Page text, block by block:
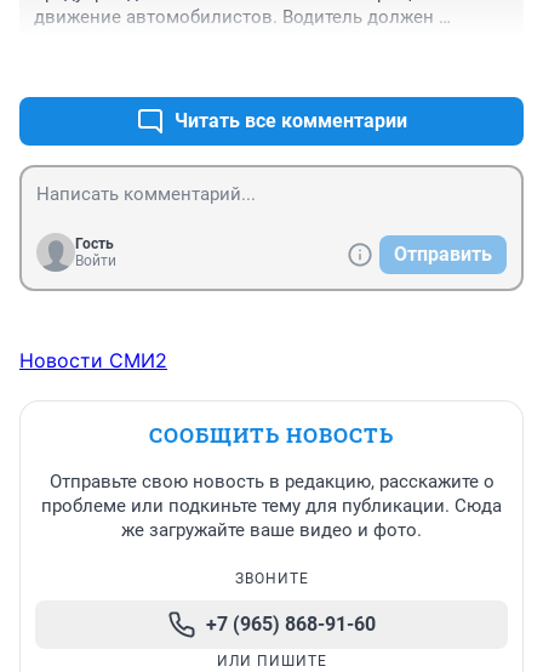
движение автомобилистов. Водитель должен
Читать все комментарии
Гость
Войти
Отправить
Новости СМИ2
СООБЩИТЬ НОВОСТЬ
Отправьте свою новость в редакцию, расскажите о
проблеме или подкиньте тему для публикации. Сюда
же загружайте ваше видео и фото.
ЗВОНИТЕ
+7 (965) 868-91-60
ИЛИ ПИШИТЕ